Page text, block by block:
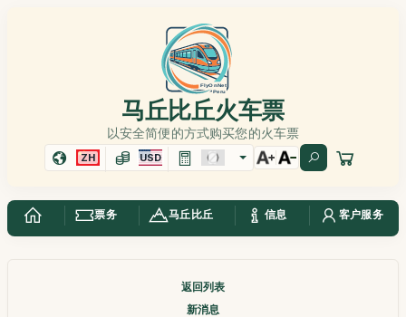
马丘比丘火车票
以安全简便的方式购买您的火车票
ZH USD
票务 马丘比丘 信息 客户服务
返回列表
新消息